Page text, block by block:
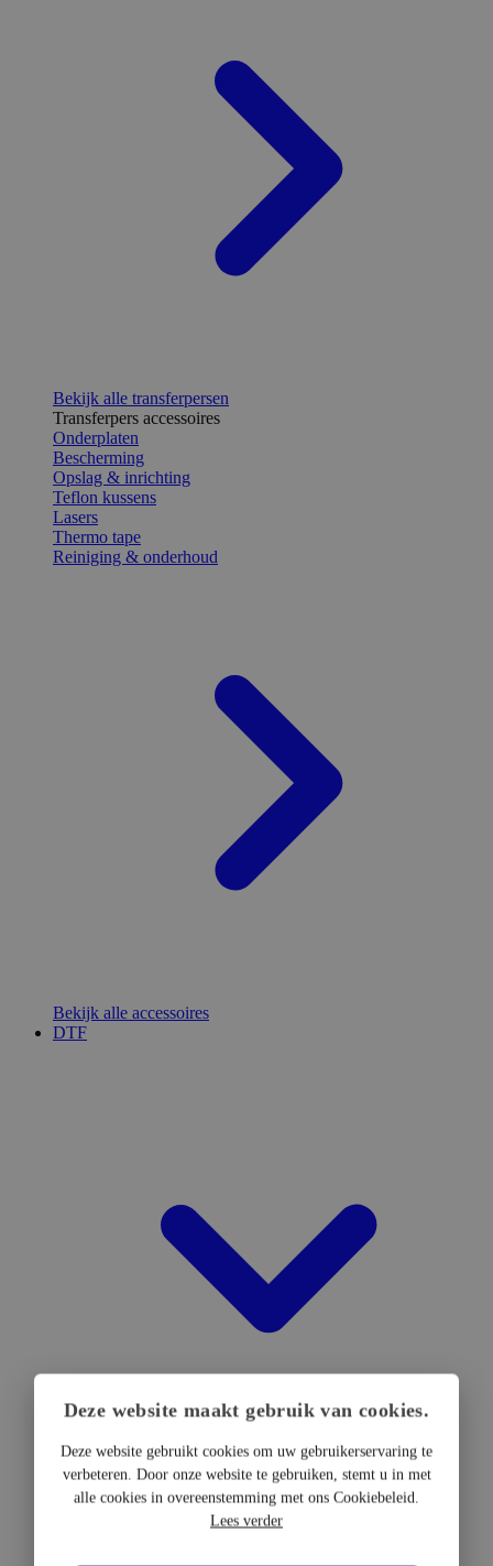
Bekijk alle transferpersen
Transferpers accessoires
Onderplaten
Bescherming
Opslag & inrichting
Teflon kussens
Lasers
Thermo tape
Reiniging & onderhoud
Bekijk alle accessoires
DTF
DTF Hardware
DTF Printers
Deze website maakt gebruik van cookies.
Deze website gebruikt cookies om uw gebruikerservaring te
verbeteren. Door onze website te gebruiken, stemt u in met
alle cookies in overeenstemming met ons Cookiebeleid.
Lees verder